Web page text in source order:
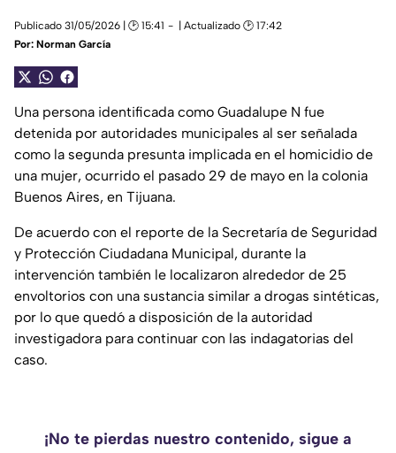
Publicado 31/05/2026 | 🕑 15:41
| Actualizado 🕑 17:42
Por: Norman García
Una persona identificada como Guadalupe N fue
detenida por autoridades municipales al ser señalada
como la segunda presunta implicada en el homicidio de
una mujer, ocurrido el pasado 29 de mayo en la colonia
Buenos Aires, en Tijuana.
De acuerdo con el reporte de la Secretaría de Seguridad
y Protección Ciudadana Municipal, durante la
intervención también le localizaron alrededor de 25
envoltorios con una sustancia similar a drogas sintéticas,
por lo que quedó a disposición de la autoridad
investigadora para continuar con las indagatorias del
caso.
¡No te pierdas nuestro contenido, sigue a